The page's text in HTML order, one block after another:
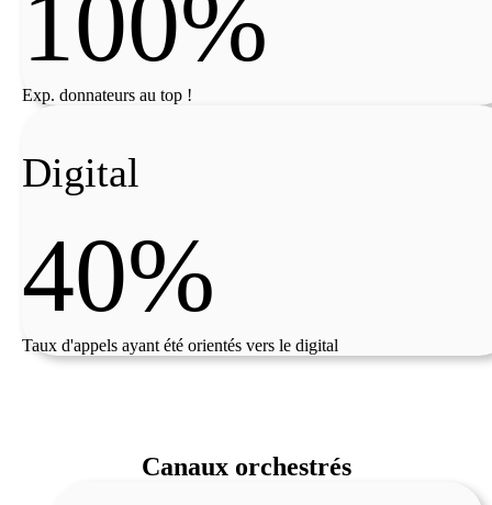
100%
Exp. donnateurs au top !
Digital
40%
Taux d'appels ayant été orientés vers le digital
Canaux orchestrés